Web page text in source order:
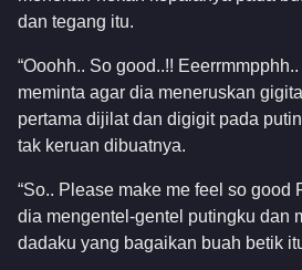
dan tegang itu.
“Ooohh.. So good..!!
meminta agar dia meneruskan
pertama dijilat dan digigit pada
tak keruan dibuatnya.
“So.. Please make me feel so good
dia mengentel-gentel putingku dan
dadaku yang bagaikan buah betik